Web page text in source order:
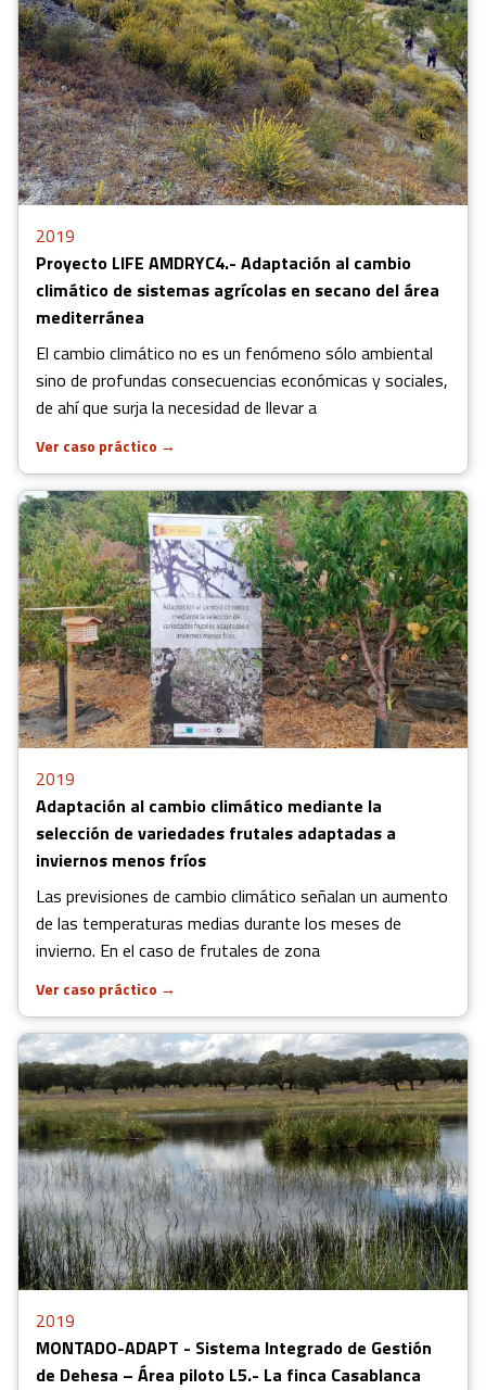
2019
Proyecto LIFE AMDRYC4.- Adaptación al cambio
climático de sistemas agrícolas en secano del área
mediterránea
El cambio climático no es un fenómeno sólo ambiental
sino de profundas consecuencias económicas y sociales,
de ahí que surja la necesidad de llevar a
Ver caso práctico →
2019
Adaptación al cambio climático mediante la
selección de variedades frutales adaptadas a
inviernos menos fríos
Las previsiones de cambio climático señalan un aumento
de las temperaturas medias durante los meses de
invierno. En el caso de frutales de zona
Ver caso práctico →
2019
MONTADO-ADAPT - Sistema Integrado de Gestión
de Dehesa – Área piloto L5.- La finca Casablanca